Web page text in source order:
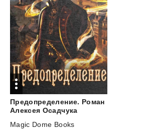
Предопределение. Роман
Алексея Осадчука
Magic Dome Books